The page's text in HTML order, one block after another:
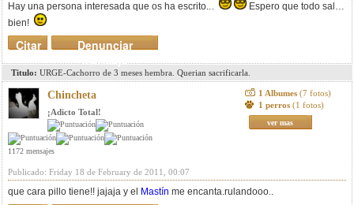
Hay una persona interesada que os ha escrito...
Espero que todo salga
bien!
Denunciar
mensaje
Citar
Titulo: URGE-Cachorro de 3 meses hembra. Querian sacrificarla.
Chincheta
¡Adicto Total!
1172 mensajes
1 Albumes (7 fotos)
1 perros (1 fotos)
ver mas
Publicado: Friday 18 de February de 2011, 00:07
que cara pillo tiene!! jajaja y el Mastín me encanta.rulandooo..